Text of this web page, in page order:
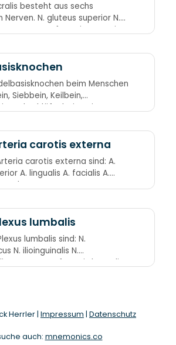
besteht aus sechs
N. gluteus superior N.
N. cutaneus femoris posterior
communis auf N.
beim Menschen
Siebbein, Keilbein,
und Schläfenbein. Stines
in der Merkregel die Zahl
gibt es nur fünf Knochen.
carotis externa
carotis externa sind: A.
A. lingualis A. facialis A.
R.
lumbalis
lumbalis sind: N.
N. ilioinguinalis N.
N. cutaneus femoris lateralis
Herrler | Impressum | Datenschutz
auch: mnemonics.co